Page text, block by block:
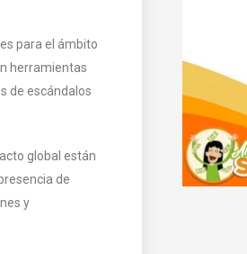
para el ámbito
herramientas
de escándalos
global están
de
y